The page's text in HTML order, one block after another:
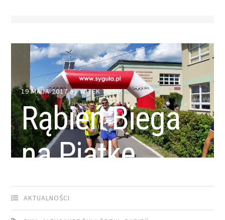
19 MAJA 2017byWITEK TOSIK
Rąbień Biega
na Piątkę
AKTUALNOŚCI